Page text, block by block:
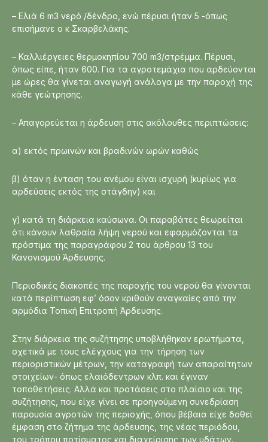
– Ελιά 6 m3 νερό /δένδρο, ενώ πέρυσι ήταν 5 -όπως
επισήμανε ο κ Σκαρβελάκης.
– Καλλιέργειες θερμοκηπίου 700 m3/στρέμμα. Πέρυσι,
όπως είπε, ήταν 600. Για τα αγροτεμάχια που αρδεύονται
με ώρες θα γίνεται αναγωγή ανάλογα με την παροχή της
κάθε γεώτρησης.
– Απαγορεύεται η άρδευση στις ακόλουθες περιπτώσεις:
α) εκτός πρωινών και βραδινών ωρών καθώς
β) όταν η ένταση του ανέμου είναι ισχυρή (κυρίως για
αρδεύσεις εκτός της στάγδην) και
γ) κατά τη διάρκεια καύσωνα. Οι παραβάτες θεωρείται
ότι κάνουν λαθραία λήψη νερού και εφαρμόζονται τα
πρόστιμα της παραγράφου 2 του άρθρου 13 του
Κανονισμού Άρδευσης.
Περιοδικές διακοπές της παροχής του νερού θα γίνονται
κατά περίπτωση εφ’ όσον κριθούν αναγκαίες από την
αρμόδια Τοπική Επιτροπή Άρδευσης.
Στην διάρκεια της συζήτησης υποβλήθηκαν ερωτήματα,
σχετικά με τους ελέγχους για την τήρηση των
περιοριστικών μέτρων, την καταγραφή των απαραίτητων
στοιχείων- όπως ελαιόδεντρων κλπ. και έγιναν
τοποθετήσεις. Αλλά και προτάσεις στο πλαίσιο και της
συζήτησης, που είχε γίνει σε προηγούμενη συνεδρίαση
παρουσία αγροτών της περιοχής, όπου βέβαια είχε δοθεί
έμφαση στο ζήτημα της άρδευσης, της νέας περιόδου,
του τρόπου ποτίσματος και διαχείρισης των υδάτων.